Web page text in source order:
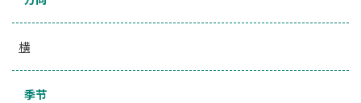
横
季节